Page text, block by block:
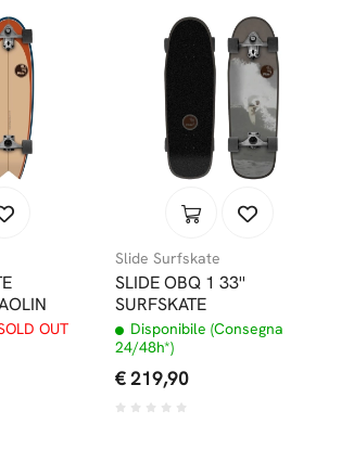
OUT
Slide Surfskate
SLIDE OBQ 1 33''
SURFSKATE
Disponibile (Consegna
24/48h*)
€ 219,90